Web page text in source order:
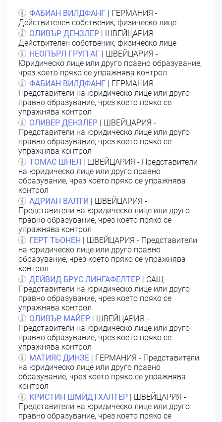
ФАБИАН ВИЛДФАНГ | ГЕРМАНИЯ -
Действителен собственик, физическо лице
ОЛИВЪР ДЕНЗЛЕР | ШВЕЙЦАРИЯ -
Действителен собственик, физическо лице
НЕОПЪРЛ ГРУП АГ | ШВЕЙЦАРИЯ -
Юридическо лице или друго правно образувание,
чрез което пряко се упражнява контрол
ФАБИАН ВИЛДФАНГ | ГЕРМАНИЯ -
Представители на юридическо лице или друго
правно образувание, чрез което пряко се
упражнява контрол
ОЛИВЕР ДЕНЗЛЕР | ШВЕЙЦАРИЯ -
Представители на юридическо лице или друго
правно образувание, чрез което пряко се
упражнява контрол
ТОМАС ШНЕЛ
| ШВЕЙЦАРИЯ - Представители
на юридическо лице или друго правно
образувание, чрез което пряко се упражнява
контрол
АДРИАН ВАЛТИ
| ШВЕЙЦАРИЯ -
Представители на юридическо лице или друго
правно образувание, чрез което пряко се
упражнява контрол
ГЕРТ ТЬОНЕН
| ШВЕЙЦАРИЯ - Представители
на юридическо лице или друго правно
образувание, чрез което пряко се упражнява
контрол
ДЕЙВИД БРУС ЛИНГАФЕЛТЕР | САЩ -
Представители на юридическо лице или друго
правно образувание, чрез което пряко се
упражнява контрол
ОЛИВЪР МАЙЕР | ШВЕЙЦАРИЯ -
Представители на юридическо лице или друго
правно образувание, чрез което пряко се
упражнява контрол
МАТИЯС ДИНЗЕ | ГЕРМАНИЯ - Представители
на юридическо лице или друго правно
образувание, чрез което пряко се упражнява
контрол
КРИСТИН ШМИДТХАЛТЕР | ШВЕЙЦАРИЯ -
Представители на юридическо лице или друго
правно образувание, чрез което пряко се